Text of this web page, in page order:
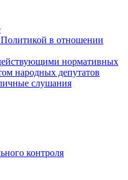
в отношении
нормативных
народных депутатов
слушания
контроля